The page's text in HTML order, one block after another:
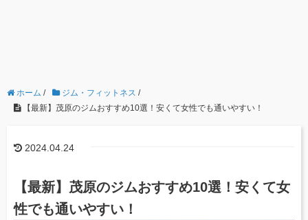
ホーム / ジム・フィットネス /
【最新】茂原のジムおすすめ10選！安くて女性でも通いやすい！
2024.04.24
【最新】茂原のジムおすすめ10選！安くて女
性でも通いやすい！